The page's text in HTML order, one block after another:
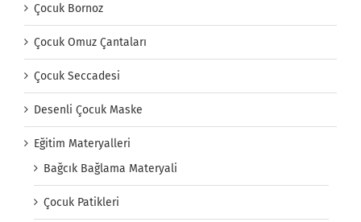
Çocuk Bornoz
Çocuk Omuz Çantaları
Çocuk Seccadesi
Desenli Çocuk Maske
Eğitim Materyalleri
Bağcık Bağlama Materyali
Çocuk Patikleri